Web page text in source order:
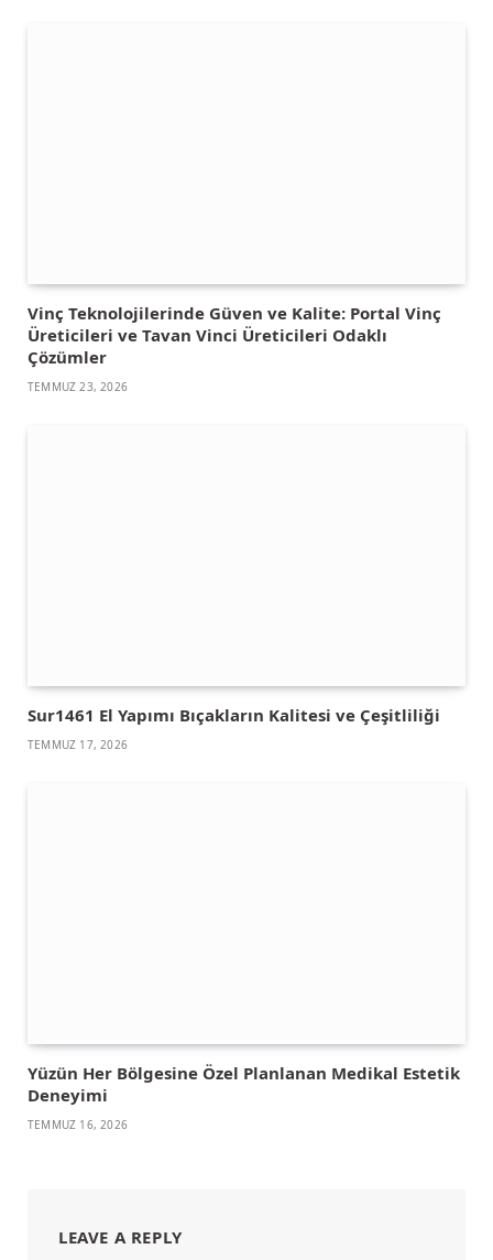
Vinç Teknolojilerinde Güven ve Kalite: Portal Vinç
Üreticileri ve Tavan Vinci Üreticileri Odaklı
Çözümler
TEMMUZ 23, 2026
Sur1461 El Yapımı Bıçakların Kalitesi ve Çeşitliliği
TEMMUZ 17, 2026
Yüzün Her Bölgesine Özel Planlanan Medikal Estetik
Deneyimi
TEMMUZ 16, 2026
LEAVE A REPLY